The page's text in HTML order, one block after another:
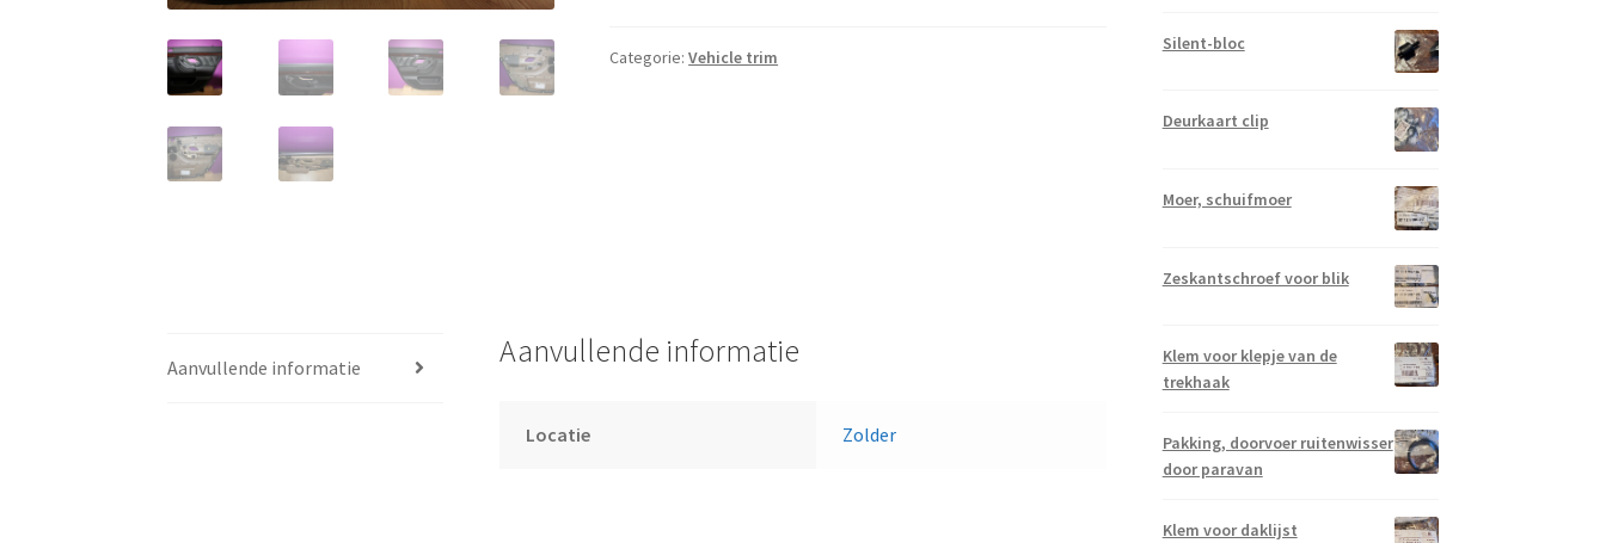
Categorie:Vehicle trim
Aanvullende informatie Aanvullende informatie
Locatie Zolder
Silent-bloc
Deurkaart clip
Moer, schuifmoer
Zeskantschroef voor blik
Klem voor klepje van de
trekhaak
Pakking, doorvoer ruitenwisser
door paravan
Klem voor daklijst